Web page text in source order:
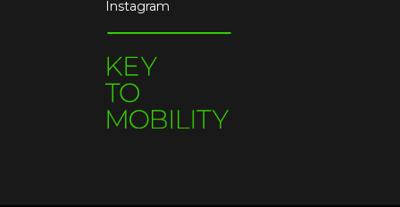
Instagram